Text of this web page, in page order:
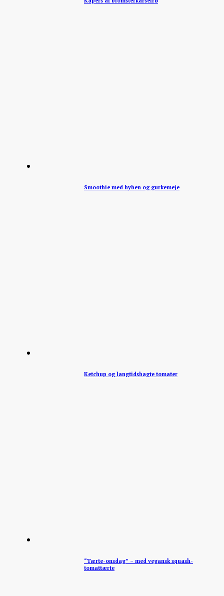
Smoothie med hyben og gurkemeje
Ketchup og langtidsbagte tomater
“Tærte-onsdag” – med vegansk squash-
tomattærte